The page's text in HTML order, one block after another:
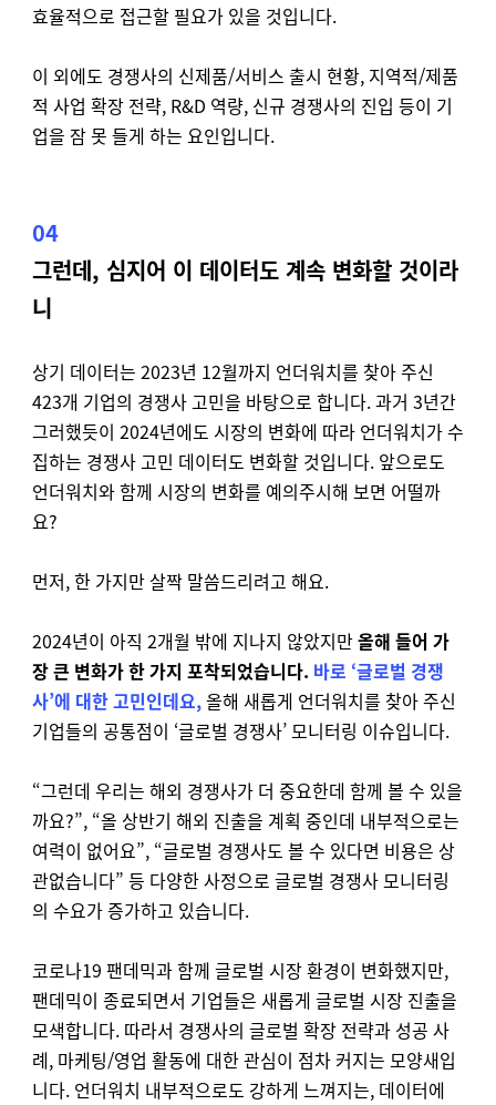
효율적으로 접근할 필요가 있을 것입니다.
이 외에도 경쟁사의 신제품/서비스 출시 현황, 지역적/제품
적 사업 확장 전략, R&D 역량, 신규 경쟁사의 진입 등이 기
업을 잠 못 들게 하는 요인입니다.
04
그런데, 심지어 이 데이터도 계속 변화할 것이라
니
상기 데이터는 2023년 12월까지 언더워치를 찾아 주신
423개 기업의 경쟁사 고민을 바탕으로 합니다.과거 3년간
그러했듯이 2024년에도 시장의 변화에 따라 언더워치가 수
집하는 경쟁사 고민 데이터도 변화할 것입니다. 앞으로도
언더워치와 함께 시장의 변화를 예의주시해 보면 어떨까
요?
먼저,한 가지만 살짝 말씀드리려고 해요.
2024년이 아직 2개월 밖에 지나지 않았지만올해 들어 가
장 큰 변화가 한 가지 포착되었습니다. 바로 ‘글로벌 경쟁
사’에 대한 고민인데요,올해 새롭게 언더워치를 찾아 주신
기업들의 공통점이 ‘글로벌 경쟁사’모니터링 이슈입니다.
“그런데 우리는 해외 경쟁사가 더 중요한데 함께 볼 수 있을
까요?”, “올 상반기 해외 진출을 계획 중인데 내부적으로는
여력이 없어요”, “글로벌 경쟁사도 볼 수 있다면 비용은 상
관없습니다” 등 다양한 사정으로 글로벌 경쟁사 모니터링
의 수요가 증가하고 있습니다.
코로나19 팬데믹과 함께 글로벌 시장 환경이 변화했지만,
팬데믹이 종료되면서 기업들은 새롭게 글로벌 시장 진출을
모색합니다. 따라서 경쟁사의 글로벌 확장 전략과 성공 사
례, 마케팅/영업 활동에 대한 관심이 점차 커지는 모양새입
니다. 언더워치 내부적으로도 강하게 느껴지는, 데이터에